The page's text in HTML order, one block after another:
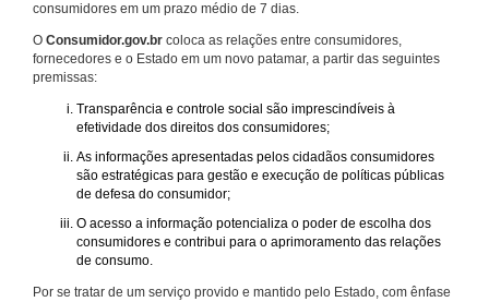
consumidores em um prazo médio de 7 dias.
O Consumidor.gov.br coloca as relações entre consumidores,
fornecedores e o Estado em um novo patamar, a partir das seguintes
premissas:
Transparência e controle social são imprescindíveis à
efetividade dos direitos dos consumidores;
As informações apresentadas pelos cidadãos consumidores
são estratégicas para gestão e execução de políticas públicas
de defesa do consumidor;
O acesso a informação potencializa o poder de escolha dos
consumidores e contribui para o aprimoramento das relações
de consumo.
Por se tratar de um serviço provido e mantido pelo Estado, com ênfase